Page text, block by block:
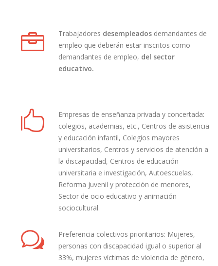
Trabajadores desempleadosdemandantes de
empleo que deberán estar inscritos como
demandantes de empleo, del sector
educativo.
Empresas de enseñanza privada y concertada:
colegios, academias, etc., Centros de asistencia
y educación infantil, Colegios mayores
universitarios, Centros y servicios de atención a
la discapacidad, Centros de educación
universitaria e investigación, Autoescuelas,
Reforma juvenil y protección de menores,
Sector de ocio educativo y animación
sociocultural.
Preferencia colectivos prioritarios: Mujeres,
personas con discapacidad igual o superior al
33%, mujeres víctimas de violencia de género,